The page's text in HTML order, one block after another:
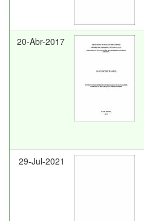
20-Abr-2017
29-Jul-2021